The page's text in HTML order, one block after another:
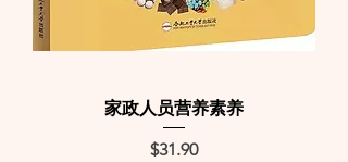
家政人员营养素养
Price
$31.90